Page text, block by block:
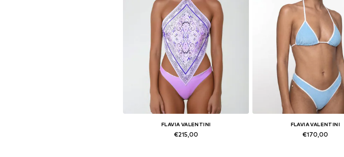
FLAVIA VALENTINI
€215,00
FLAVIA VALENTINI
€170,00